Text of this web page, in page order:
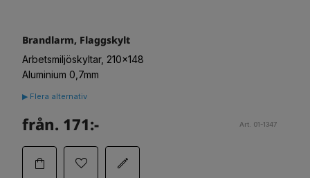
Brandlarm, Flaggskylt
Arbetsmiljöskyltar, 210x148
Aluminium 0,7mm
▶ Flera alternativ
från. 171:- Art. 01-1347